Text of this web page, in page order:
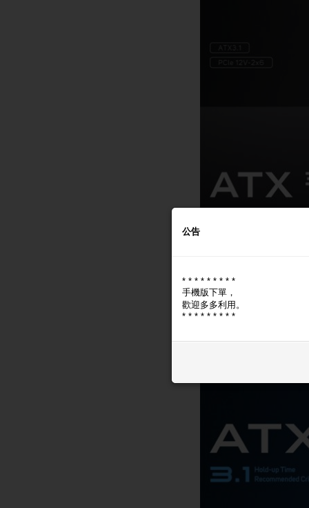
公告
* * * * * * * * *
手機版下單，
歡迎多多利用。
* * * * * * * * *